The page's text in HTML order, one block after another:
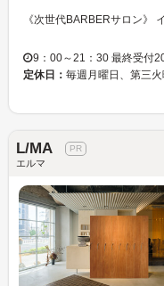
9：00～21：30 最終受付
定休日： 毎週月曜日、第三
L/MA
エルマ